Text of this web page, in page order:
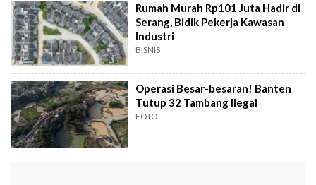
Rumah Murah Rp101 Juta Hadir di
Serang, Bidik Pekerja Kawasan
Industri
BISNIS
Operasi Besar-besaran! Banten
Tutup 32 Tambang Ilegal
FOTO